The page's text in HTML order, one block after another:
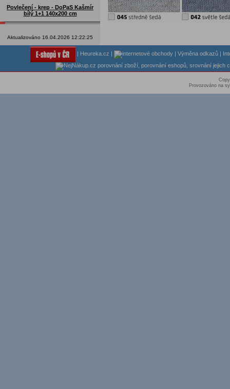
Povlečení - krep - DoPaS Kašmír
bílý 1+1 140x200 cm
Aktualizováno 16.04.2026 12:22:25
Heureka.cz Výměna odkazů
Provozováno na